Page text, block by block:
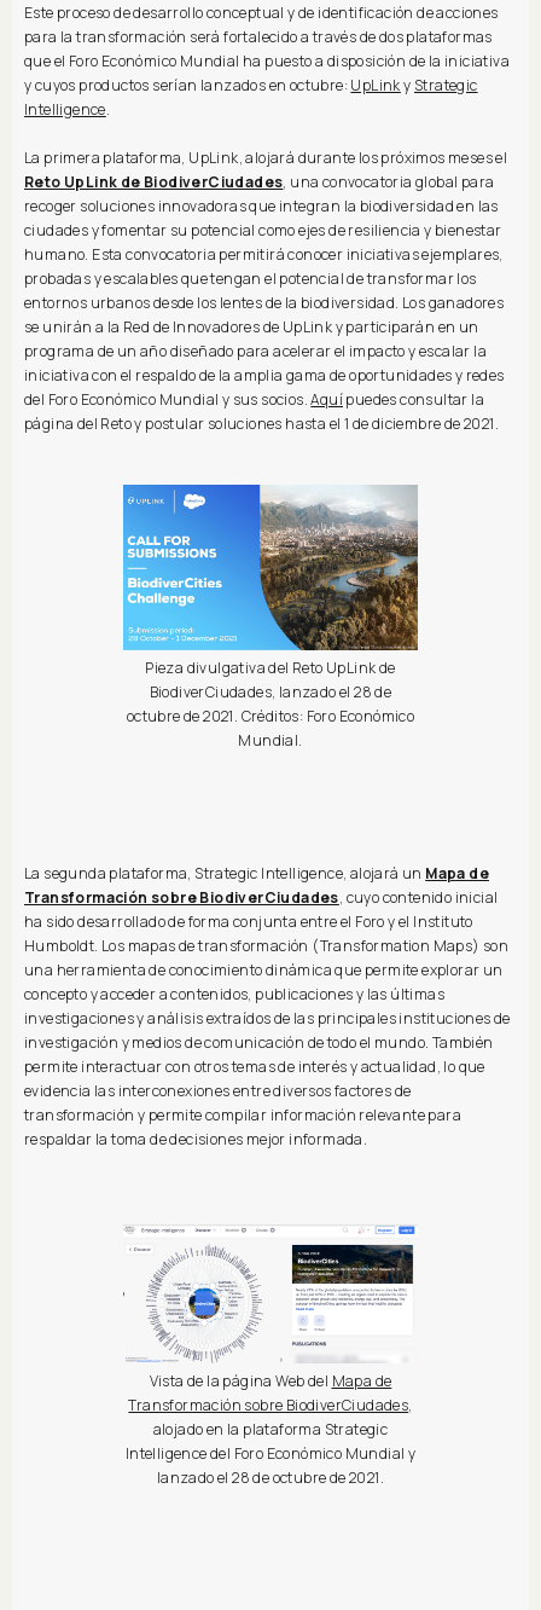
Este proceso de desarrollo conceptual y de identificación de acciones
para la transformación será fortalecido a través de dos plataformas
que el Foro Económico Mundial ha puesto a disposición de la iniciativa
y cuyos productos serían lanzados en octubre:UpLinky Strategic
Intelligence.
La primera plataforma, UpLink, alojará durante los próximos meses el
Reto UpLink de BiodiverCiudades, una convocatoria global para
recoger soluciones innovadoras que integran la biodiversidad en las
ciudades y fomentar su potencial como ejes de resiliencia y bienestar
humano. Esta convocatoria permitirá conocer iniciativas ejemplares,
probadas y escalables que tengan el potencial de transformar los
entornos urbanos desde los lentes de la biodiversidad. Los ganadores
se unirán a la Red de Innovadores de UpLink y participarán en un
programa de un año diseñado para acelerar el impacto y escalar la
iniciativa con el respaldo de la amplia gama de oportunidades y redes
del Foro Económico Mundial y sus socios.Aquípuedes consultar la
página del Reto y postular soluciones hasta el 1 de diciembre de 2021.
Pieza divulgativa del Reto UpLink de
BiodiverCiudades, lanzado el 28 de
octubre de 2021. Créditos: Foro Económico
Mundial.
La segunda plataforma, Strategic Intelligence, alojará un Mapa de
Transformación sobre BiodiverCiudades, cuyo contenido inicial
ha sido desarrollado de forma conjunta entre el Foro y el Instituto
Humboldt. Los mapas de transformación (Transformation Maps) son
una herramienta de conocimiento dinámica que permite explorar un
concepto y acceder a contenidos, publicaciones y las últimas
investigaciones y análisis extraídos de las principales instituciones de
investigación y medios de comunicación de todo el mundo. También
permite interactuar con otros temas de interés y actualidad, lo que
evidencia las interconexiones entre diversos factores de
transformación y permite compilar información relevante para
respaldar la toma de decisiones mejor informada.
Vista de la página Web del Mapa de
Transformación sobre BiodiverCiudades,
alojado en la plataforma Strategic
Intelligence del Foro Económico Mundial y
lanzado el 28 de octubre de 2021.